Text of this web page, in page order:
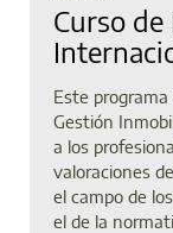
Curso
Este
Gestión
a los
valoraciones
el campo de
el de la